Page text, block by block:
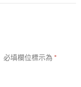
必填欄位標示為 *